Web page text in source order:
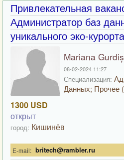
Привлекательная
Администратор баз
уникального эко-
Mariana Gurdiș
08-02-2024 11:27
Специализация:
Данных; Прочее
1300 USD
открыт
город: Кишинёв
E-mail: britech@rambler.ru